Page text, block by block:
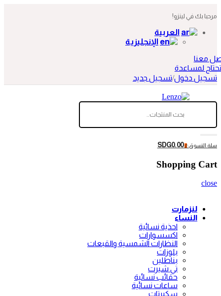
مرحبا بك في لينزو!
العربية
الإنجليزية
معنا
تحتاج لمساعدة
تسجيل دخول/تسجيل جديد
سلة التسوق: SDG0.00 0
Shopping Cart
close
لنزمارت
النساء
احذية نسائية
اكسسوارات
النظارات الشمسية والقبعات
بلوزات
بناطلين
تي شيرت
حقائب نسائية
ساعات نسائية
سكيرتات